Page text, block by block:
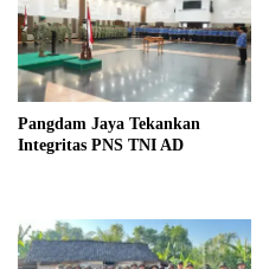
Pangdam Jaya Tekankan
Integritas PNS TNI AD